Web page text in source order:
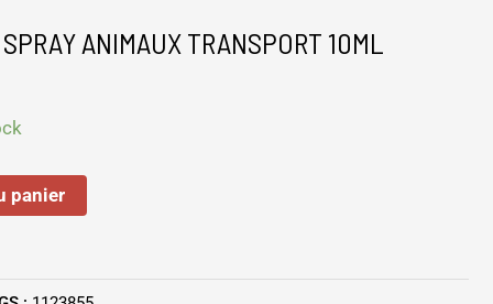
ANIMAUX TRANSPORT 10ML
panier